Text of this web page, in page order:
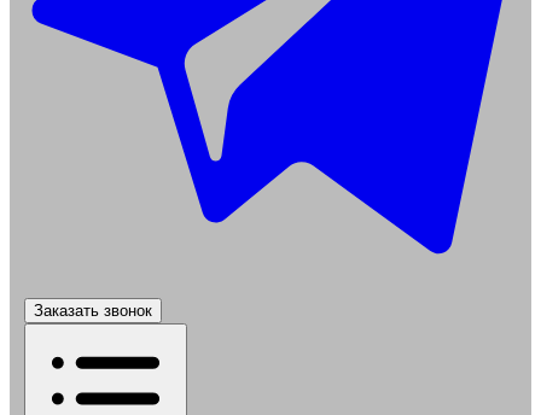
Заказать звонок